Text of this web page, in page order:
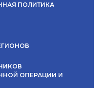
ПОЛИТИКА
ОПЕРАЦИИ И